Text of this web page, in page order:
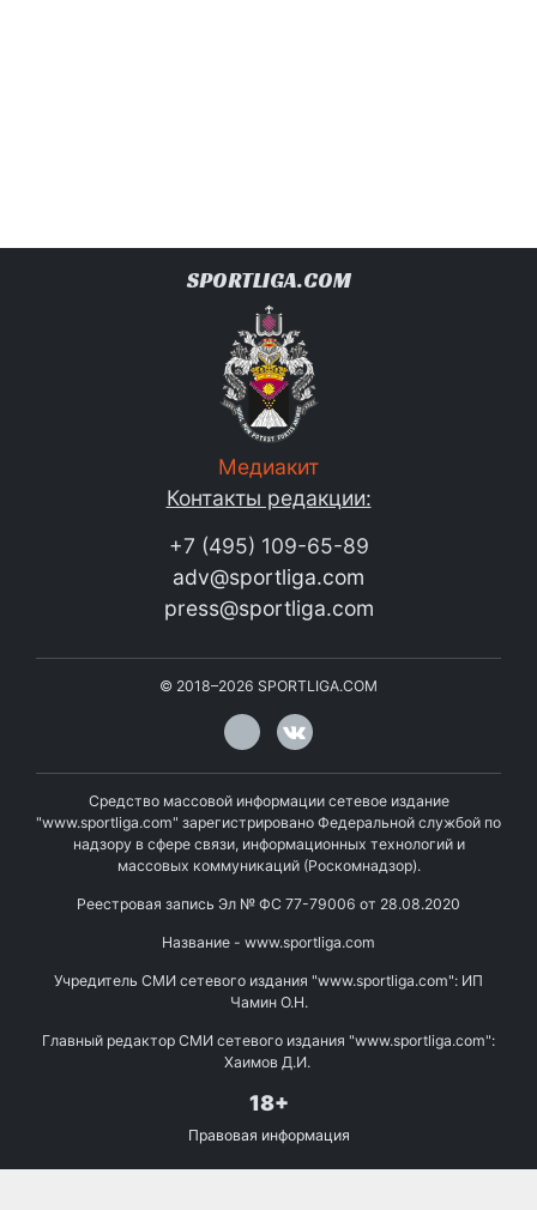
SPORTLIGA.COM
Медиакит
Контакты редакции:
+7 (495) 109-65-89
adv@sportliga.com
press@sportliga.com
© 2018–2026 SPORTLIGA.COM
Средство массовой информации сетевое издание
"www.sportliga.com" зарегистрировано Федеральной службой по
надзору в сфере связи, информационных технологий и
массовых коммуникаций (Роскомнадзор).
Реестровая запись Эл № ФС 77-79006 от 28.08.2020
Название - www.sportliga.com
Учредитель СМИ сетевого издания "www.sportliga.com": ИП
Чамин О.Н.
Главный редактор СМИ сетевого издания "www.sportliga.com":
Хаимов Д.И.
18+
Правовая информация